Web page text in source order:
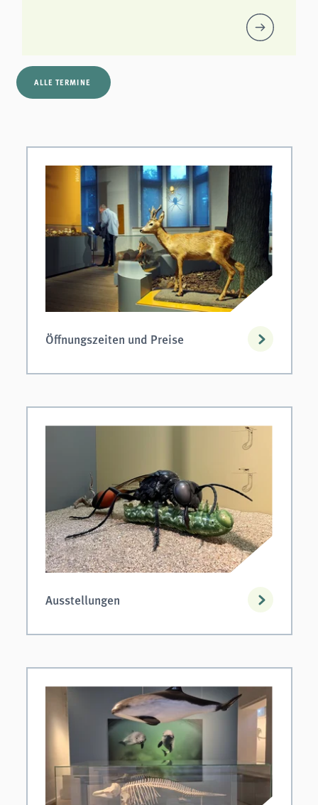
ALLE TERMINE
Öffnungszeiten und Preise
Ausstellungen